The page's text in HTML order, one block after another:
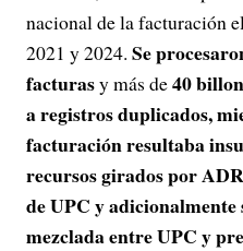
nacional de la facturación
2021 y 2024. Se
facturasy más de40
a registros duplicados,
facturación resultaba
recursos girados por
de UPC y
mezclada entre UPC y